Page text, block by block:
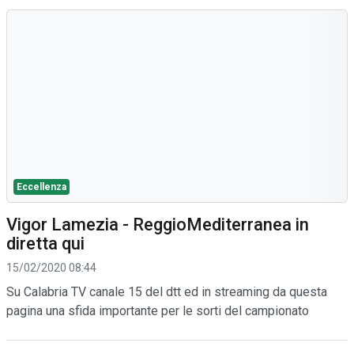
Eccellenza
Vigor Lamezia - ReggioMediterranea in
diretta qui
15/02/2020 08:44
Su Calabria TV canale 15 del dtt ed in streaming da questa
pagina una sfida importante per le sorti del campionato